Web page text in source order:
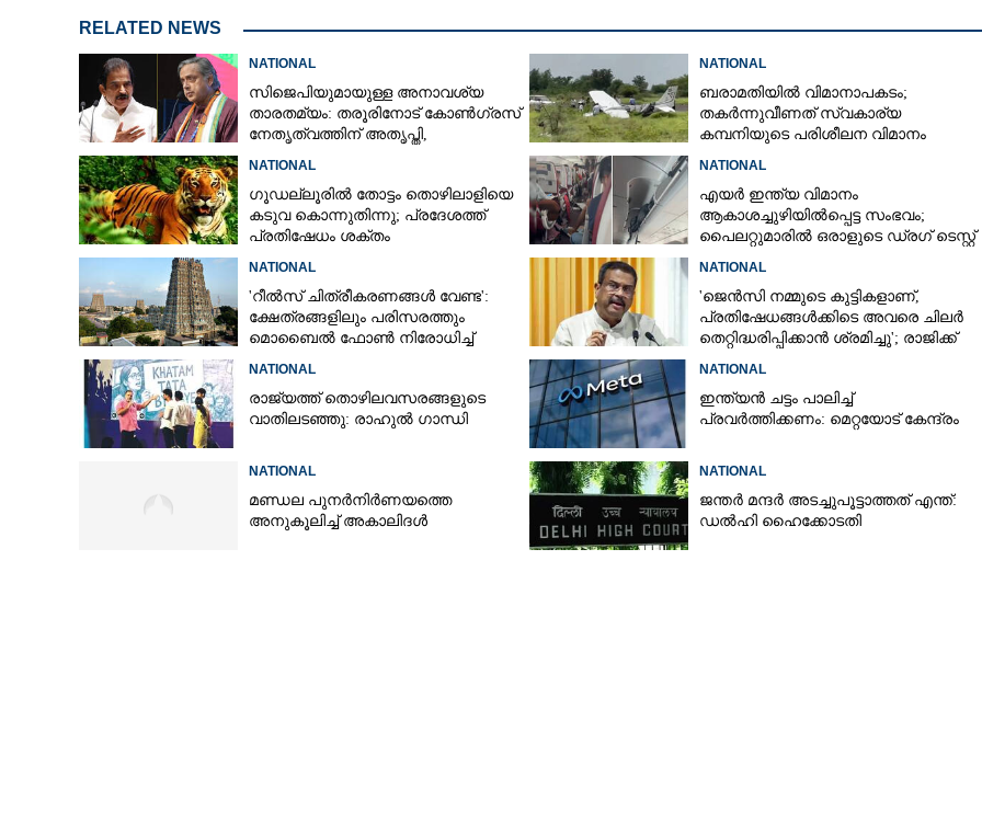
RELATED NEWS
NATIONAL
സിജെപിയുമായുള്ള അനാവശ്യ
താരതമ്യം: തരൂരിനോട് കോൺഗ്രസ്
നേതൃത്വത്തിന് അതൃപ്തി,
NATIONAL
ബരാമതിയിൽ വിമാനാപകടം;
തകർന്നുവീണത് സ്വകാര്യ
കമ്പനിയുടെ പരിശീലന വിമാനം
NATIONAL
ഗൂഡല്ലൂരിൽ തോട്ടം തൊഴിലാളിയെ
കടുവ കൊന്നുതിന്നു; പ്രദേശത്ത്
പ്രതിഷേധം ശക്തം
NATIONAL
എയർ ഇന്ത്യ വിമാനം
ആകാശച്ചുഴിയിൽപ്പെട്ട സംഭവം;
പൈലറ്റുമാരിൽ ഒരാളുടെ ഡ്രഗ് ടെസ്റ്റ്
NATIONAL
'റീൽസ് ചിത്രീകരണങ്ങൾ വേണ്ട':
ക്ഷേത്രങ്ങളിലും പരിസരത്തും
മൊബൈൽ ഫോൺ നിരോധിച്ച്
NATIONAL
'ജെൻസി നമ്മുടെ കുട്ടികളാണ്,
പ്രതിഷേധങ്ങൾക്കിടെ അവരെ ചിലർ
തെറ്റിദ്ധരിപ്പിക്കാൻ ശ്രമിച്ചു'; രാജിക്ക്
NATIONAL
രാജ്യത്ത് തൊഴിലവസരങ്ങളുടെ
വാതിലടഞ്ഞു: രാഹുൽ ഗാന്ധി
NATIONAL
ഇന്ത്യൻ ചട്ടം പാലിച്ച്
പ്രവർത്തിക്കണം: മെറ്റയോട് കേന്ദ്രം
NATIONAL
മണ്ഡല പുനർനിർണയത്തെ
അനുകൂലിച്ച് അകാലിദൾ
NATIONAL
ജന്ത‌‌ർ മന്ദർ അടച്ചുപൂട്ടാത്തത് എന്ത്:
ഡൽഹി ഹൈക്കോടതി